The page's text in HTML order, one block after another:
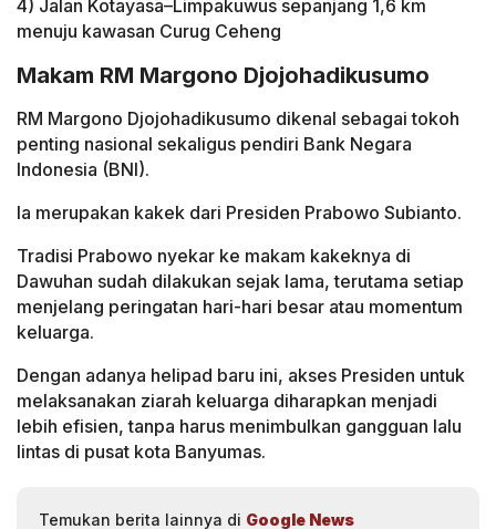
4) Jalan Kotayasa–Limpakuwus sepanjang 1,6 km
menuju kawasan Curug Ceheng
Makam RM Margono Djojohadikusumo
RM Margono Djojohadikusumo dikenal sebagai tokoh
penting nasional sekaligus pendiri Bank Negara
Indonesia (BNI).
Ia merupakan kakek dari Presiden Prabowo Subianto.
Tradisi Prabowo nyekar ke makam kakeknya di
Dawuhan sudah dilakukan sejak lama, terutama setiap
menjelang peringatan hari-hari besar atau momentum
keluarga.
Dengan adanya helipad baru ini, akses Presiden untuk
melaksanakan ziarah keluarga diharapkan menjadi
lebih efisien, tanpa harus menimbulkan gangguan lalu
lintas di pusat kota Banyumas.
Temukan berita lainnya di Google News